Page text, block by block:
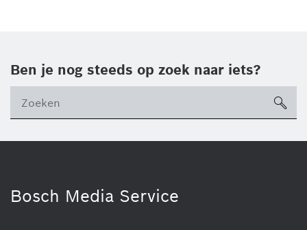
Ben je nog steeds op zoek naar iets?
Bosch Media Service